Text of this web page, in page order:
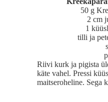
50 g
2 cm
1
tilli ja
Riivi kurk ja pigista
käte vahel. Pressi
maitseroheline. Sega